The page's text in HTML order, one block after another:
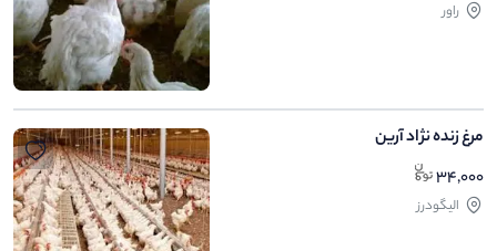
راور
مرغ زنده نژاد آرین
34,000
الیگودرز